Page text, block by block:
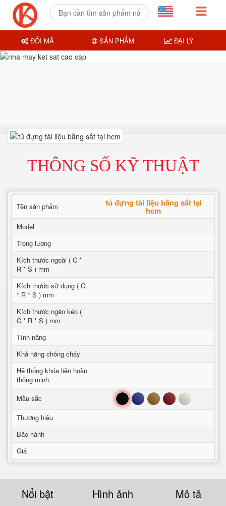
THÔNG SỐ KỸ THUẬT
Tên sản phẩm tủ đựng tài liệu bằng sắt tại
hcm
Model
Trọng lượng
Kích thước ngoài ( C *
R * S ) mm
Kích thước sử dụng ( C
* R * S ) mm
Kích thước ngăn kéo (
C * R * S ) mm
Tính năng
Khả năng chống cháy
Hệ thống khóa liên hoàn
thông minh
Mầu sắc
Đen Xanh Nâu Đỏ Trắng
Thương hiệu
Bảo hành
Giá
Nổi bật Hình ảnh Mô tả
ĐỔI MÃ SẢN PHẨM ĐẠI LÝ